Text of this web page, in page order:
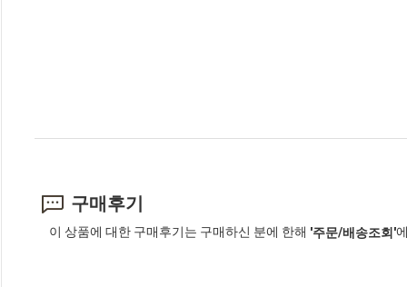
구매후기
이 상품에 대한 구매후기는 구매하신 분에 한해 '주문/배송조회'